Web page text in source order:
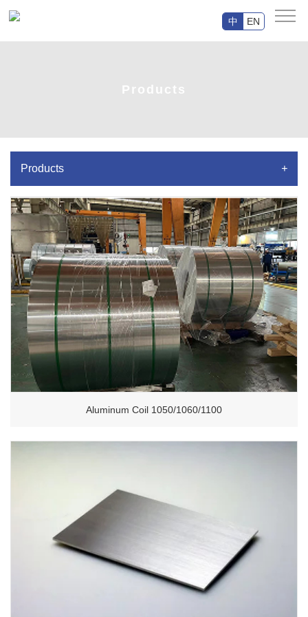
中 EN
Products
Products +
Aluminum Coil 1050/1060/1100